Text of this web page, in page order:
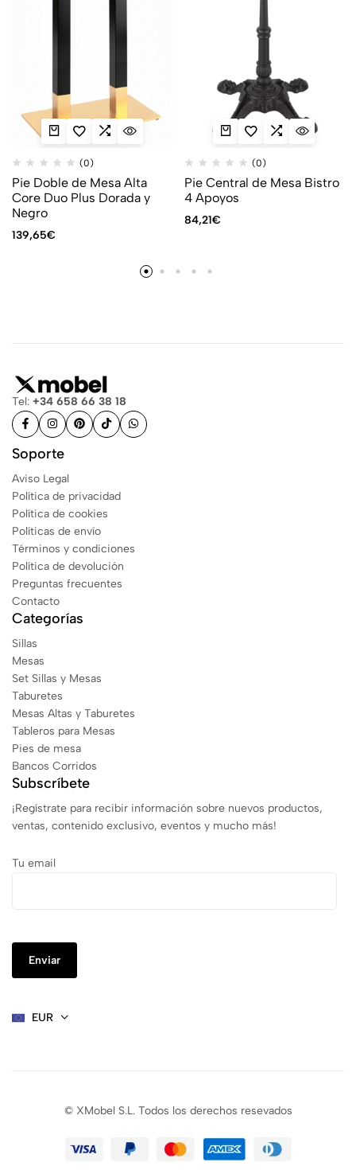
(0)
Pie Doble de Mesa Alta
Core Duo Plus Dorada y
Negro
139,65€
(0)
Pie Central de Mesa Bistro
4 Apoyos
84,21€
Tel: +34 658 66 38 18
Soporte
Aviso Legal
Política de privacidad
Política de cookies
Políticas de envío
Términos y condiciones
Política de devolución
Preguntas frecuentes
Contacto
Categorías
Sillas
Mesas
Set Sillas y Mesas
Taburetes
Mesas Altas y Taburetes
Tableros para Mesas
Pies de mesa
Bancos Corridos
Subscríbete
¡Regístrate para recibir información sobre nuevos productos,
ventas, contenido exclusivo, eventos y mucho más!
Tu email
EUR
© XMobel S.L. Todos los derechos resevados